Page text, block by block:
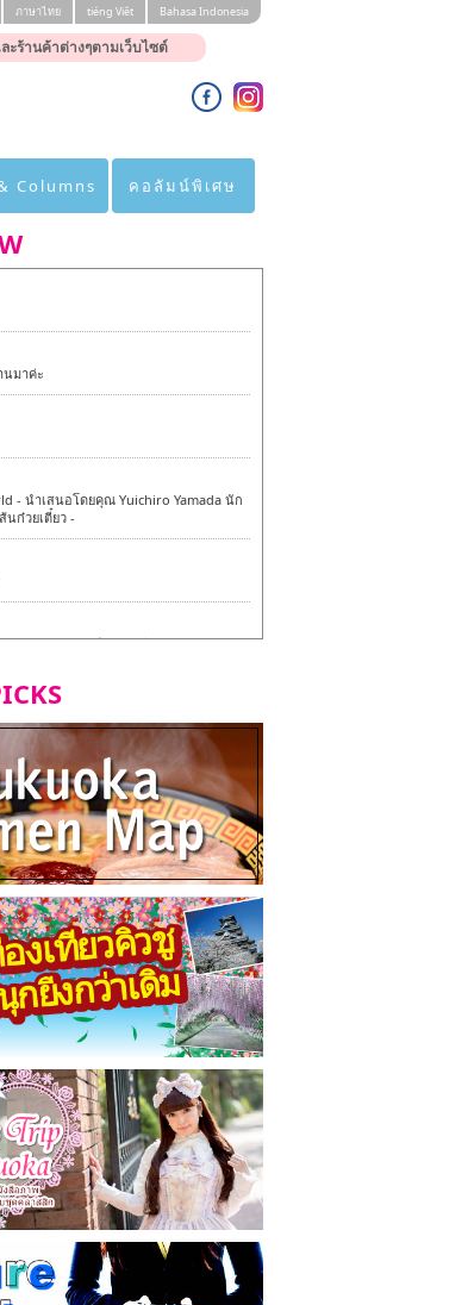
ะร้านค้าต่างๆตามเว็บไซต์
ภาษาไทย tiéng Viêt Bahasa Indonesia
Columns คอลัมน์พิเศษ
มาค่ะ
- นำเสนอโดยคุณ Yuichiro Yamada นัก
นก๋วยเตี๋ยว -
กฮากาตะ - ทัวร์ชิมเมนูวีแกนและมังสวิรัติ
วิรัติในเมืองฟุกุโอกะ
วร์ชิมเมนูวีแกนและมังสวิรัติในเมืองฟุกุโอ
Udon-ten / 東筑軒 折尾本社うどん店
丸好食堂